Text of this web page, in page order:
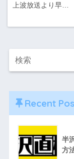
上波放送より早…
Recent
半
方